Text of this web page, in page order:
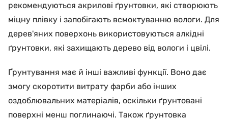
рекомендуються акрилові ґрунтовки, які створюють
міцну плівку і запобігають всмоктуванню вологи. Для
дерев'яних поверхонь використовуються алкідні
ґрунтовки, які захищають дерево від вологи і цвілі.
Ґрунтування має й інші важливі функції. Воно дає
змогу скоротити витрату фарби або інших
оздоблювальних матеріалів, оскільки ґрунтовані
поверхні менш поглинаючі. Також ґрунтовка